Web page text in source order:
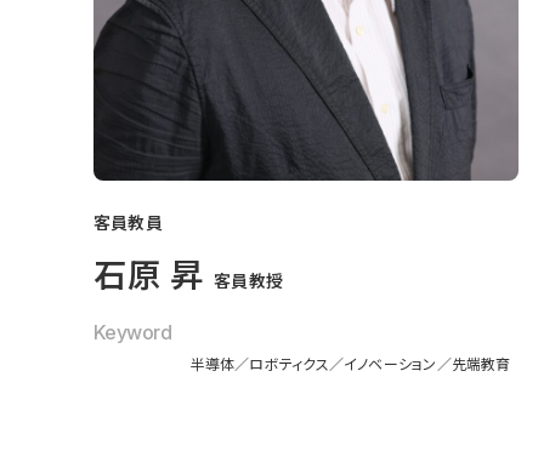
客員教員
石原 昇 客員教授
Keyword
半導体 ロボティクス イノベーション 先端教育